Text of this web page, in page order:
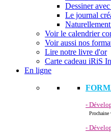
Dessiner
Le journal
Voir le calendrier
Voir aussi nos
Lire notre livre d'or
Carte cadeau iRiS
En ligne
-
Prochaine
-